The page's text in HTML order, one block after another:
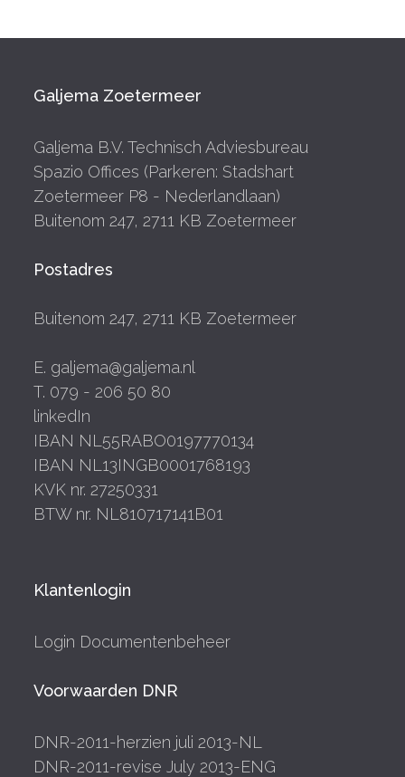
Galjema Zoetermeer
Galjema B.V. Technisch Adviesbureau
Spazio Offices (Parkeren: Stadshart
Zoetermeer P8 - Nederlandlaan)
Buitenom 247, 2711 KB Zoetermeer
Postadres
Buitenom 247, 2711 KB Zoetermeer
E. galjema@galjema.nl
T. 079 - 206 50 80
linkedIn
IBAN NL55RABO0197770134
IBAN NL13INGB0001768193
KVK nr. 27250331
BTW nr. NL810717141B01
Klantenlogin
Login Documentenbeheer
Voorwaarden DNR
DNR-2011-herzien juli 2013-NL
DNR-2011-revise July 2013-ENG